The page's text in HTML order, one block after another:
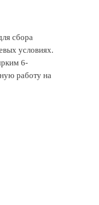
сбора
условиях.
6-
работу на